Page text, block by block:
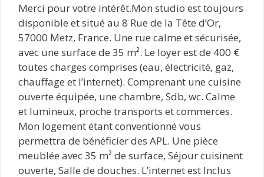
Merci pour votre intérêt.Mon studio est toujours
disponible et situé au 8 Rue de la Tête d’Or,
57000 Metz, France. Une rue calme et sécurisée,
avec une surface de 35 m². Le loyer est de 400 €
toutes charges comprises (eau, électricité, gaz,
chauffage et l’internet). Comprenant une cuisine
ouverte équipée, une chambre, Sdb, wc. Calme
et lumineux, proche transports et commerces.
Mon logement étant conventionné vous
permettra de bénéficier des APL. Une pièce
meublée avec 35 m² de surface, Séjour cuisinent
ouverte, Salle de douches. L’internet est Inclus